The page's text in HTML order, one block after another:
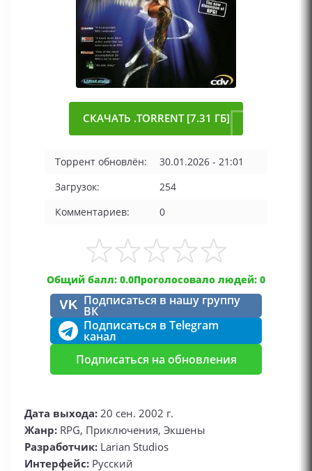
СКАЧАТЬ .TORRENT [7.31 ГБ]
Торрент обновлён:
30.01.2026 - 21:01
Загрузок:
254
Комментариев:
0
Общий балл: 0.0Проголосовало людей: 0
VK Подписаться в нашу группу
ВК
Подписаться в Telegram
канал
Подписаться на обновления
Дата выхода: 20 сен. 2002 г.
Жанр: RPG, Приключения, Экшены
Разработчик: Larian Studios
Интерфейс: Русский